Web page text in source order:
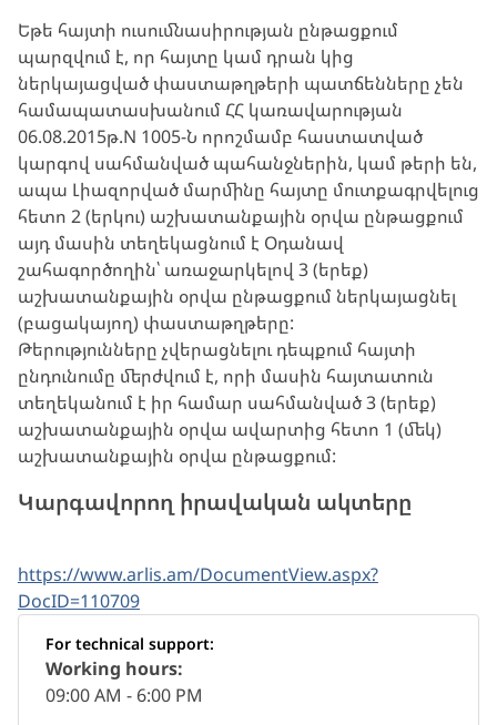
Եթե հայտի ուսումնասիրության ընթացքում
պարզվում է, որ հայտը կամ դրան կից
ներկայացված փաստաթղթերի պատճենները չեն
համապատասխանում ՀՀ կառավարության
06.08.2015թ.N 1005-Ն որոշմամբ հաստատված
կարգով սահմանված պահանջներին, կամ թերի են,
ապա Լիազորված մարմինը հայտը մուտքագրվելուց
հետո 2 (երկու) աշխատանքային օրվա ընթացքում
այդ մասին տեղեկացնում է Օդանավ
շահագործողին՝ առաջարկելով 3 (երեք)
աշխատանքային օրվա ընթացքում ներկայացնել
(բացակայող) փաստաթղթերը:
Թերությունները չվերացնելու դեպքում հայտի
ընդունումը մերժվում է, որի մասին հայտատուն
տեղեկանում է իր համար սահմանված 3 (երեք)
աշխատանքային օրվա ավարտից հետո 1 (մեկ)
աշխատանքային օրվա ընթացքում:
Կարգավորող իրավական ակտերը
https://www.arlis.am/DocumentView.aspx?
DocID=110709
For technical support:
Working hours:
09:00 AM - 6:00 PM